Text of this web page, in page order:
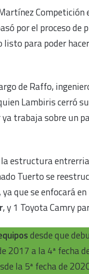
por el proceso
para poder
de Raffo,
Lambiris cerró
ya trabaja sobre un
estructura
Tuerto se
que se enfocará
, y 1 Toyota Camry
desde que
2017 a la 4ª fecha
la 5ª fecha de